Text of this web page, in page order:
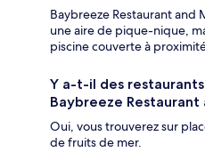
Baybreeze Restaurant
une aire de pique-nique,
piscine couverte à
Y a-t-il des
Baybreeze
Oui, vous trouverez sur
de fruits de mer.